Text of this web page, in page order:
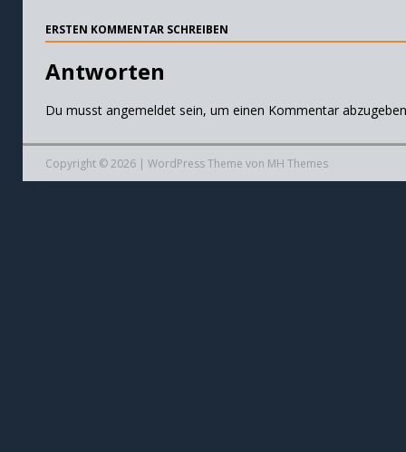
ERSTEN KOMMENTAR SCHREIBEN
Antworten
Du musst angemeldetsein, um einen Kommentar
Copyright © 2026 | WordPress Theme von MH Themes